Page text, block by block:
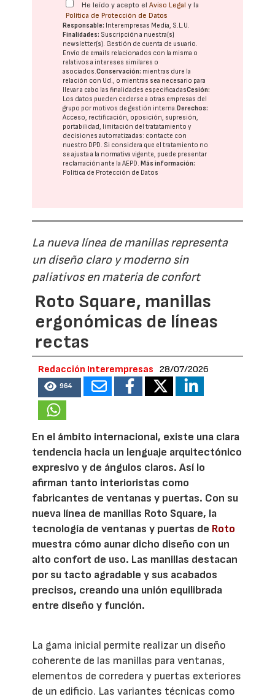
He leído y acepto elAviso Legal y la
Política de Protección de Datos
Responsable: Interempresas Media, S.L.U.
Finalidades: Suscripción a nuestra(s)
newsletter(s). Gestión de cuenta de usuario.
Envío de emails relacionados con la misma o
relativos a intereses similares o
asociados.Conservación: mientras dure la
relación con Ud., o mientras sea necesario para
llevar a cabo las finalidades especificadasCesión:
Los datos pueden cederse a otras empresas del
grupo por motivos de gestión interna. Derechos:
Acceso, rectificación, oposición, supresión,
portabilidad, limitación del tratatamiento y
decisiones automatizadas: contacte con
nuestro DPD. Si considera que el tratamiento no
se ajusta a la normativa vigente, puede presentar
reclamación ante laAEPD. Más información:
Política de Protección de Datos
La nueva línea de manillas representa
un diseño claro y moderno sin
paliativos en materia de confort
Roto Square, manillas
ergonómicas de líneas
rectas
Redacción Interempresas 28/07/2026
964
En el ámbito internacional, existe una clara
tendencia hacia un lenguaje arquitectónico
expresivo y de ángulos claros. Así lo
afirman tanto interioristas como
fabricantes de ventanas y puertas. Con su
nueva línea de manillas Roto Square, la
tecnología de ventanas y puertas de Roto
muestra cómo aunar dicho diseño con un
alto confort de uso. Las manillas destacan
por su tacto agradable y sus acabados
precisos, creando una unión equilibrada
entre diseño y función.
La gama inicial permite realizar un diseño
coherente de las manillas para ventanas,
elementos de corredera y puertas exteriores
de un edificio. Las variantes técnicas como